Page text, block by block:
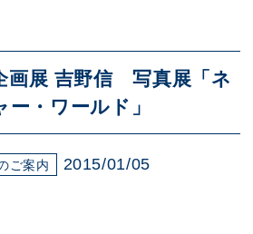
画展 吉野信 写真展「ネ
ー・ワールド」
ご案内 2015/01/05